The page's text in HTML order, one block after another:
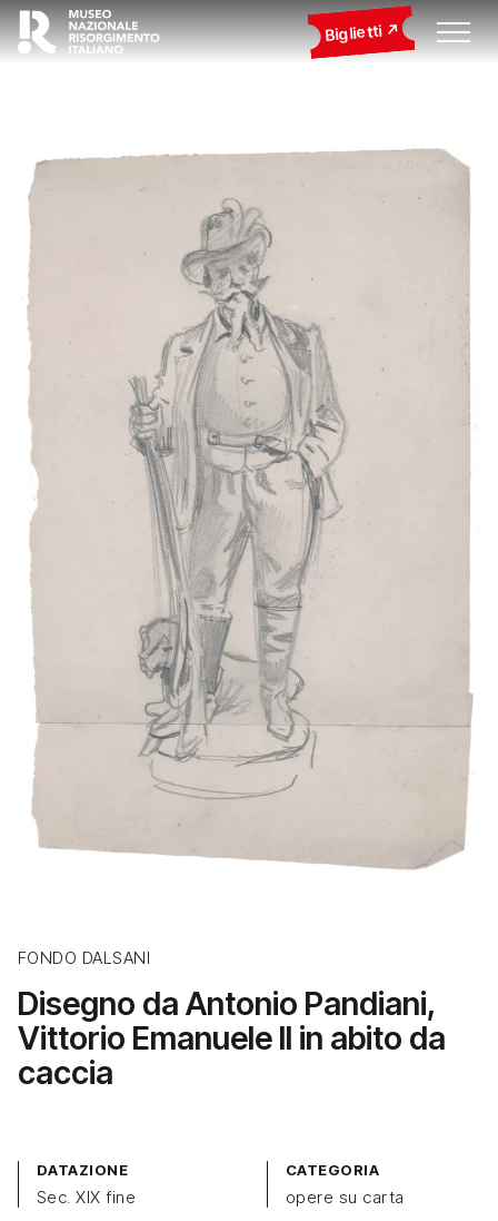
Biglietti
FONDO DALSANI
Disegno da Antonio Pandiani,
Vittorio Emanuele II in abito da
caccia
DATAZIONE
Sec. XIX fine
CATEGORIA
opere su carta